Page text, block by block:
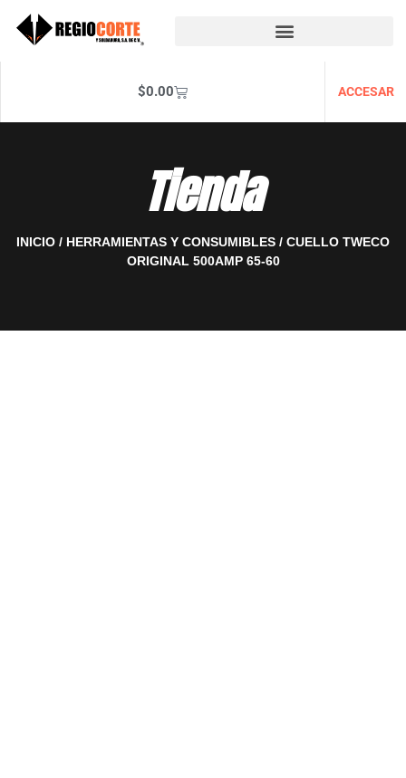
$0.00 ACCESAR
Tienda
INICIO / HERRAMIENTAS Y CONSUMIBLES / CUELLO TWECO
ORIGINAL 500AMP 65-60